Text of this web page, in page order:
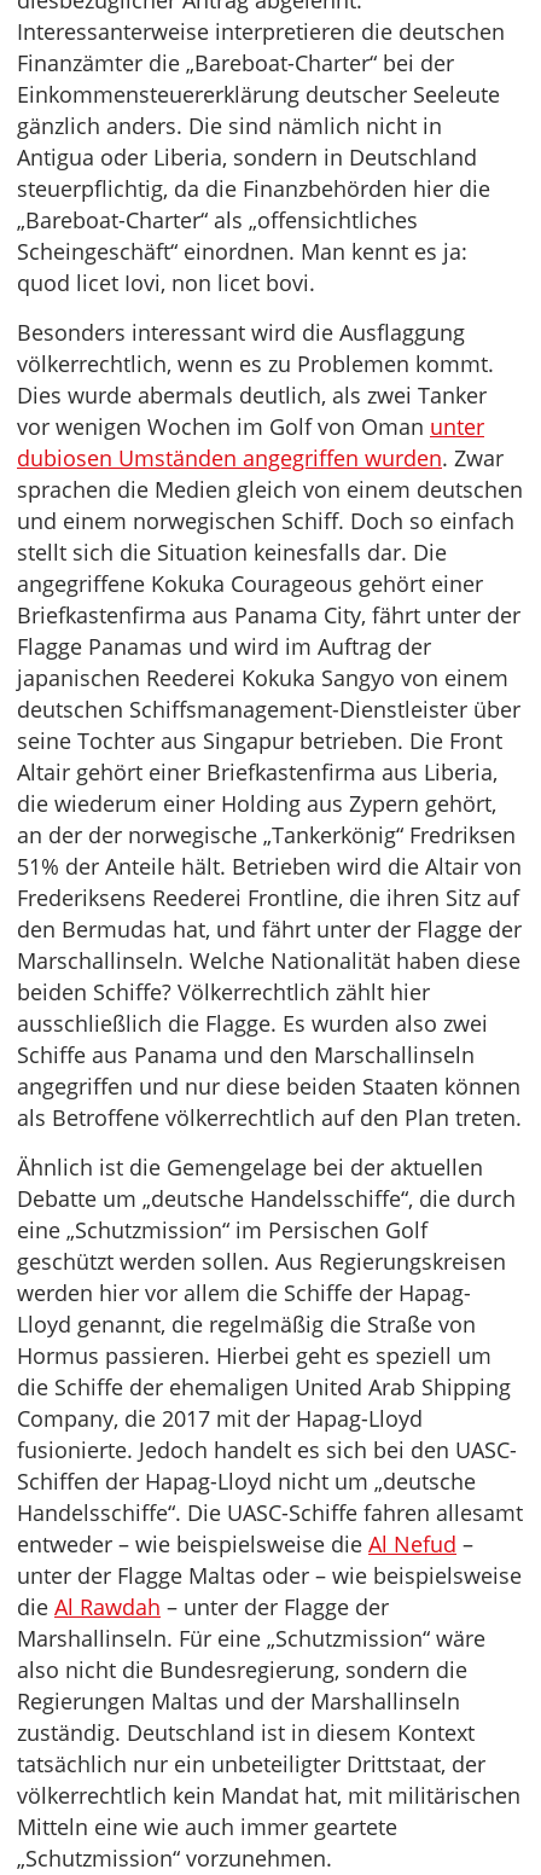
Interessanterweise interpretieren die deutschen
Finanzämter die „Bareboat-Charter“ bei der
Einkommensteuererklärung deutscher Seeleute
gänzlich anders. Die sind nämlich nicht in
Antigua oder Liberia, sondern in Deutschland
steuerpflichtig, da die Finanzbehörden hier die
„Bareboat-Charter“ als „offensichtliches
Scheingeschäft“ einordnen. Man kennt es ja:
quod licet Iovi, non licet bovi.
Besonders interessant wird die Ausflaggung
völkerrechtlich, wenn es zu Problemen kommt.
Dies wurde abermals deutlich, als zwei Tanker
vor wenigen Wochen im Golf von Oman unter
dubiosen Umständen angegriffen wurden. Zwar
sprachen die Medien gleich von einem deutschen
und einem norwegischen Schiff. Doch so einfach
stellt sich die Situation keinesfalls dar. Die
angegriffene Kokuka Courageous gehört einer
Briefkastenfirma aus Panama City, fährt unter der
Flagge Panamas und wird im Auftrag der
japanischen Reederei Kokuka Sangyo von einem
deutschen Schiffsmanagement-Dienstleister über
seine Tochter aus Singapur betrieben. Die Front
Altair gehört einer Briefkastenfirma aus Liberia,
die wiederum einer Holding aus Zypern gehört,
an der der norwegische „Tankerkönig“ Fredriksen
51% der Anteile hält. Betrieben wird die Altair von
Frederiksens Reederei Frontline, die ihren Sitz auf
den Bermudas hat, und fährt unter der Flagge der
Marschallinseln. Welche Nationalität haben diese
beiden Schiffe? Völkerrechtlich zählt hier
ausschließlich die Flagge. Es wurden also zwei
Schiffe aus Panama und den Marschallinseln
angegriffen und nur diese beiden Staaten können
als Betroffene völkerrechtlich auf den Plan treten.
Ähnlich ist die Gemengelage bei der aktuellen
Debatte um „deutsche Handelsschiffe“, die durch
eine „Schutzmission“ im Persischen Golf
geschützt werden sollen. Aus Regierungskreisen
werden hier vor allem die Schiffe der Hapag-
Lloyd genannt, die regelmäßig die Straße von
Hormus passieren. Hierbei geht es speziell um
die Schiffe der ehemaligen United Arab Shipping
Company, die 2017 mit der Hapag-Lloyd
fusionierte. Jedoch handelt es sich bei den UASC-
Schiffen der Hapag-Lloyd nicht um „deutsche
Handelsschiffe“. Die UASC-Schiffe fahren allesamt
entweder – wie beispielsweise die Al Nefud –
unter der Flagge Maltas oder – wie beispielsweise
die Al Rawdah – unter der Flagge der
Marshallinseln. Für eine „Schutzmission“ wäre
also nicht die Bundesregierung, sondern die
Regierungen Maltas und der Marshallinseln
zuständig. Deutschland ist in diesem Kontext
tatsächlich nur ein unbeteiligter Drittstaat, der
völkerrechtlich kein Mandat hat, mit militärischen
Mitteln eine wie auch immer geartete
„Schutzmission“ vorzunehmen.